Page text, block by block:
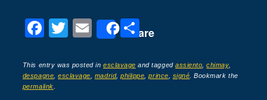
F
c
e
T
tt
er
E
ail
Share
P
ta
g
This entry was posted inesclavage and taggedassiento ,chimay,
despagne ,esclavage madrid,philippe ,prince signé . Bookmark the
permalink